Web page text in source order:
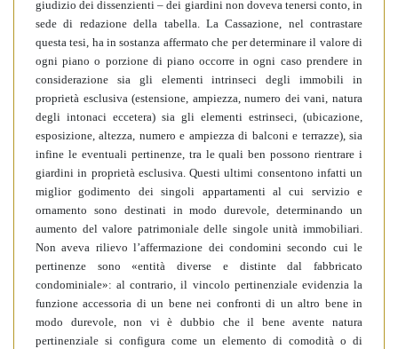
giudizio dei dissenzienti – dei giardini non doveva tenersi conto, in
sede di redazione della tabella. La Cassazione, nel contrastare
questa tesi, ha in sostanza affermato che per determinare il valore di
ogni piano o porzione di piano occorre in ogni caso prendere in
considerazione sia gli elementi intrinseci degli immobili in
proprietà esclusiva (estensione, ampiezza, numero dei vani, natura
degli intonaci eccetera) sia gli elementi estrinseci, (ubicazione,
esposizione, altezza, numero e ampiezza di balconi e terrazze), sia
infine le eventuali pertinenze, tra le quali ben possono rientrare i
giardini in proprietà esclusiva. Questi ultimi consentono infatti un
miglior godimento dei singoli appartamenti al cui servizio e
ornamento sono destinati in modo durevole, determinando un
aumento del valore patrimoniale delle singole unità immobiliari.
Non aveva rilievo l’affermazione dei condomini secondo cui le
pertinenze sono «entità diverse e distinte dal fabbricato
condominiale»: al contrario, il vincolo pertinenziale evidenzia la
funzione accessoria di un bene nei confronti di un altro bene in
modo durevole, non vi è dubbio che il bene avente natura
pertinenziale si configura come un elemento di comodità o di